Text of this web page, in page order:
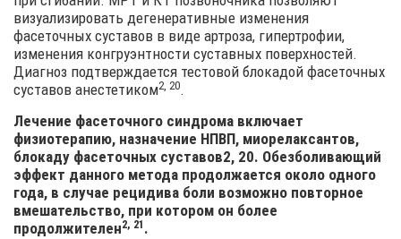
визуализировать дегенеративные изменения
фасеточных суставов в виде артроза, гипертрофии,
изменения конгруэнтности суставных поверхностей.
Диагноз подтверждается тестовой блокадой фасеточных
суставов анестетиком2, 20.
Лечение фасеточного синдрома включает
физиотерапию, назначение НПВП, миорелаксантов,
блокаду фасеточных суставов2, 20. Обезболивающий
эффект данного метода продолжается около одного
года, в случае рецидива боли возможно повторное
вмешательство, при котором он более
продолжителен2, 21 .